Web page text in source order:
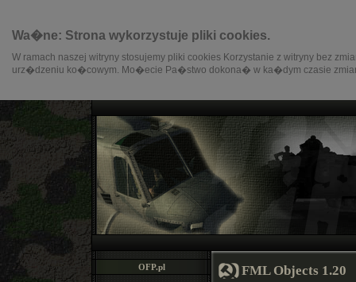
Wa�ne: Strona wykorzystuje pliki cookies.
W ramach naszej witryny stosujemy pliki cookies Korzystanie z witryny bez
urz�dzeniu ko�cowym. Mo�ecie Pa�stwo dokona� w ka�dym czasie
OFP.pl FML Objects 1.20